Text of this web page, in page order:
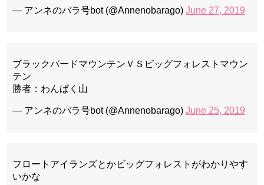
— アンネのバラ号bot (@Annenobarago) June 27, 2019
ブラックバードマウンテンＶＳビッグフォレストマウン
テン
勝者：わんぱく山
— アンネのバラ号bot (@Annenobarago) June 25, 2019
フロートアイランズとかビッグフォレストがわかりやす
いかな